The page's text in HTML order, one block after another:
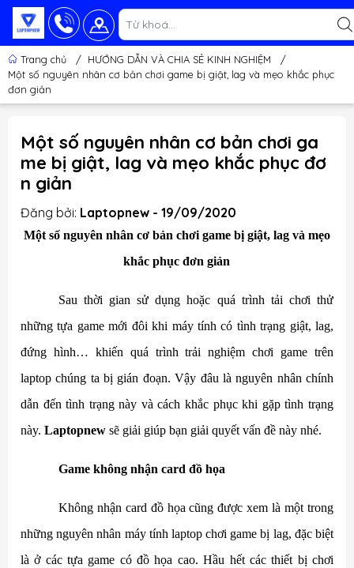
Trang chủ / HƯỚNG DẪN VÀ CHIA SẺ KINH NGHIỆM
/
Một số nguyên nhân cơ bản chơi game bị giật, lag và mẹo khắc phục
đơn giản
Một số nguyên nhân cơ bản chơi ga
me bị giật, lag và mẹo khắc phục đơ
n giản
Đăng bởi: Laptopnew - 19/09/2020
Một số nguyên nhân cơ bản chơi game bị giật, lag và mẹo
khắc phục đơn giản
Sau thời gian sử dụng hoặc quá trình tải chơi thử
những tựa game mới đôi khi máy tính có tình trạng giật, lag,
đứng hình… khiến quá trình trải nghiệm chơi game trên
laptop chúng ta bị gián đoạn. Vậy đâu là nguyên nhân chính
dẫn đến tình trạng này và cách khắc phục khi gặp tình trạng
này. Laptopnew sẽ giải giúp bạn giải quyết vấn đề này nhé.
Game không nhận card đồ họa
Không nhận card đồ họa cũng được xem là một trong
những nguyên nhân máy tính laptop chơi game bị lag, đặc biệt
là ở các tựa game có đồ họa cao. Hầu hết các thiết bị chơi